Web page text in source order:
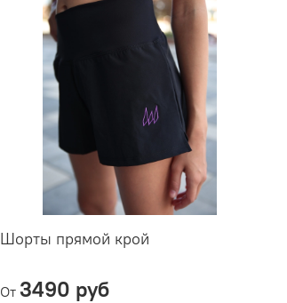
Шорты прямой крой
От 3490 руб